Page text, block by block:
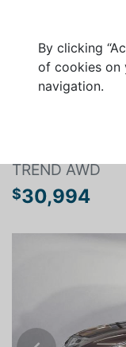
By clicking
of cookies on
navigation.
TREND AWD
$30,994